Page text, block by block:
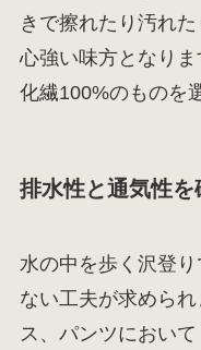
きで擦れたり汚れ
心強い味方となりま
化繊100%のものを
排水性と通気性を
水の中を歩く沢登
ない工夫が求めら
ス、パンツにおい